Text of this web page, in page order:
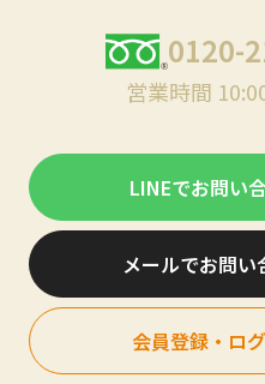
0120-
営業時間
LINEでお問い
メールでお問い
会員登録・ロ